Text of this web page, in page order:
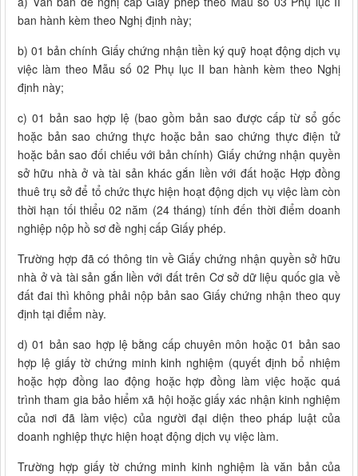
ban hành kèm theo Nghị định này;
b) 01 bản chính Giấy chứng nhận tiền ký quỹ hoạt động dịch vụ
việc làm theo Mẫu số 02 Phụ lục II ban hành kèm theo Nghị
định này;
c) 01 bản sao hợp lệ (bao gồm bản sao được cấp từ sổ gốc
hoặc bản sao chứng thực hoặc bản sao chứng thực điện tử
hoặc bản sao đối chiếu với bản chính) Giấy chứng nhận quyền
sở hữu nhà ở và tài sản khác gắn liền với đất hoặc Hợp đồng
thuê trụ sở để tổ chức thực hiện hoạt động dịch vụ việc làm còn
thời hạn tối thiểu 02 năm (24 tháng) tính đến thời điểm doanh
nghiệp nộp hồ sơ đề nghị cấp Giấy phép.
Trường hợp đã có thông tin về Giấy chứng nhận quyền sở hữu
nhà ở và tài sản gắn liền với đất trên Cơ sở dữ liệu quốc gia về
đất đai thì không phải nộp bản sao Giấy chứng nhận theo quy
định tại điểm này.
d) 01 bản sao hợp lệ bằng cấp chuyên môn hoặc 01 bản sao
hợp lệ giấy tờ chứng minh kinh nghiệm (quyết định bổ nhiệm
hoặc hợp đồng lao động hoặc hợp đồng làm việc hoặc quá
trình tham gia bảo hiểm xã hội hoặc giấy xác nhận kinh nghiệm
của nơi đã làm việc) của người đại diện theo pháp luật của
doanh nghiệp thực hiện hoạt động dịch vụ việc làm.
Trường hợp giấy tờ chứng minh kinh nghiệm là văn bản của